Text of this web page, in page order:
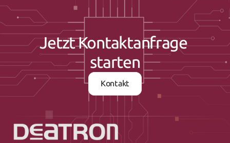
Jetzt Kontaktanfrage
starten
Kontakt